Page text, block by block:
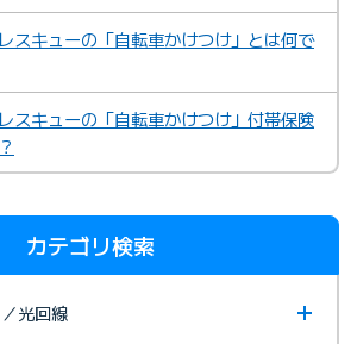
スキューの「自転車かけつけ」とは何で
スキューの「自転車かけつけ」付帯保険
カテゴリ検索
光回線